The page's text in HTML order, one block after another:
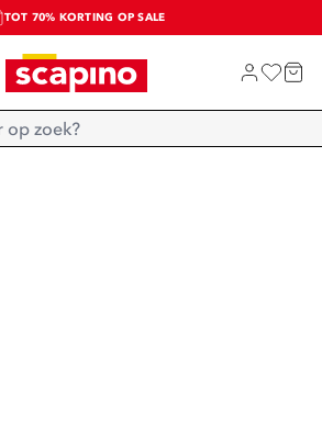
TOT 70% KORTING OP SALE
SALE: LAATSTE KANS!
SHOP NIEUW
Home